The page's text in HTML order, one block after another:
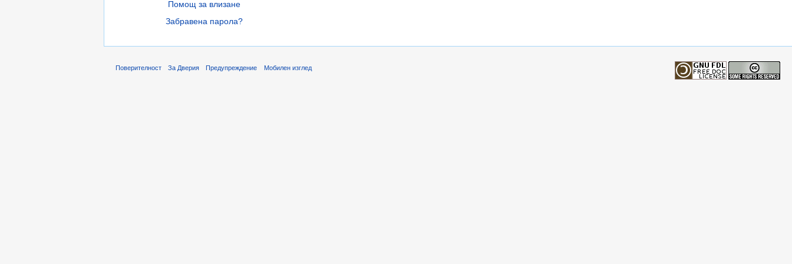
Помощ за влизане
Забравена парола?
Поверителност За Дверия Предупреждение Мобилен изглед